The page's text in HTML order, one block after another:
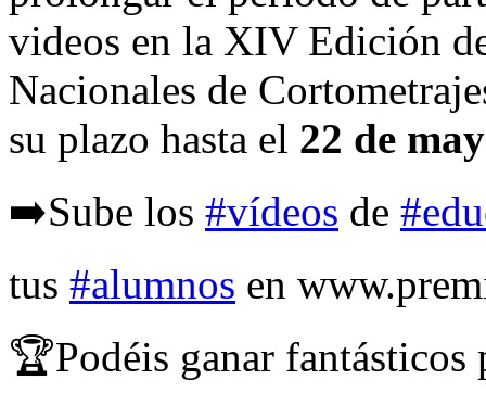
videos en la XIV Edición
Nacionales de
su plazo hasta el 22 de
➡️Sube los #vídeos de
tus #alumnos en
🏆Podéis ganar fantásticos